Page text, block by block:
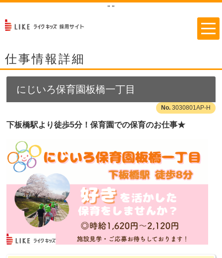
" "
仕事情報詳細
にじいろ保育園板橋一丁目
3030801AP-H
下板橋駅より徒歩5分！保育園での保育のお仕事★